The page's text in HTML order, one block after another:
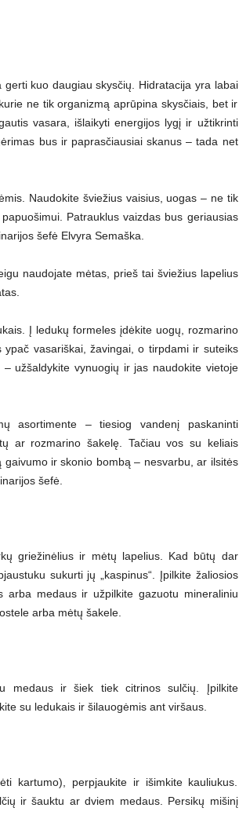
kuo daugiau skysčių. Hidratacija yra labai
ne tik organizmą aprūpina skysčiais, bet ir
vasara, išlaikyti energijos lygį ir užtikrinti
bus ir paprasčiausiai skanus – tada net
Naudokite šviežius vaisius, uogas – ne tik
Patrauklus vaizdas bus geriausias
šefė Elvyra Semaška.
naudojate mėtas, prieš tai šviežius lapelius
Į ledukų formeles įdėkite uogų, rozmarino
vasariškai, žavingai, o tirpdami ir suteiks
užšaldykite vynuogių ir jas naudokite vietoje
asortimente – tiesiog vandenį paskaninti
ar rozmarino šakelę. Tačiau vos su keliais
ir skonio bombą – nesvarbu, ar ilsitės
šefė.
griežinėlius ir mėtų lapelius. Kad būtų dar
sukurti jų „kaspinus“. Įpilkite žaliosios
arba medaus ir užpilkite gazuotu mineraliniu
arba mėtų šakele.
medaus ir šiek tiek citrinos sulčių. Įpilkite
su ledukais ir šilauogėmis ant viršaus.
kartumo), perpjaukite ir išimkite kauliukus.
ir šauktu ar dviem medaus. Persikų mišinį